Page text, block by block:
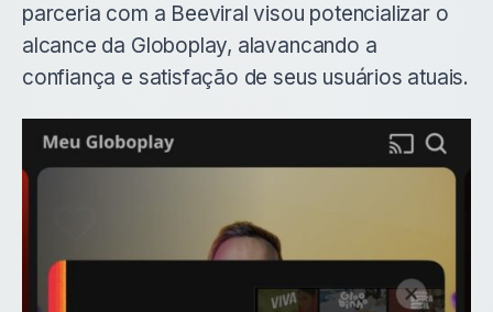
parceria com a Beeviral visou potencializar o
alcance da Globoplay, alavancando a
confiança e satisfação de seus usuários atuais.